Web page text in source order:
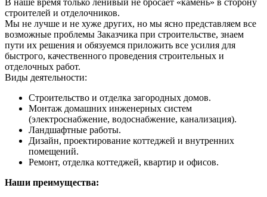
В наше время только ленивый не бросает «камень» в сторону
строителей и отделочников.
Мы не лучше и не хуже других, но мы ясно представляем все
возможные проблемы Заказчика при строительстве, знаем
пути их решения и обязуемся приложить все усилия для
быстрого, качественного проведения строительных и
отделочных работ.
Виды деятельности:
Строительство и отделка загородных домов.
Монтаж домашних инженерных систем
(электроснабжение, водоснабжение, канализация).
Ландшафтные работы.
Дизайн, проектирование коттеджей и внутренних
помещений.
Ремонт, отделка коттеджей, квартир и офисов.
Наши преимущества: